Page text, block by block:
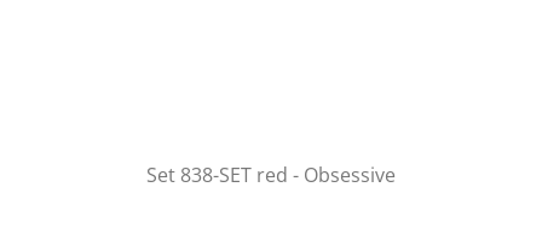
Set 838-SET red - Obsessive